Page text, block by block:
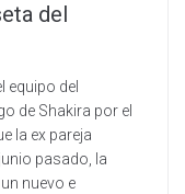
del
equipo del
de Shakira por el
la ex pareja
pasado, la
nuevo e